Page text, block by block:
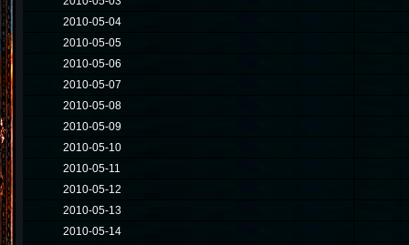
2010-05-04
2010-05-05
2010-05-06
2010-05-07
2010-05-08
2010-05-09
2010-05-10
2010-05-11
2010-05-12
2010-05-13
2010-05-14